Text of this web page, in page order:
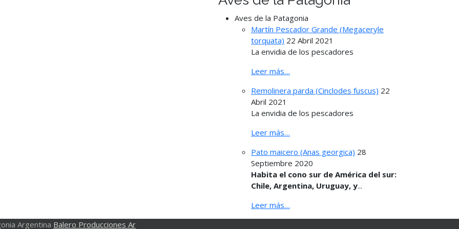
Aves de la Patagonia
Martín Pescador Grande (Megaceryle
torquata) 22 Abril 2021
La envidia de los pescadores
Leer más…
Remolinera parda (Cinclodes fuscus) 22
Abril 2021
La envidia de los pescadores
Leer más…
Pato maicero (Anas georgica) 28
Septiembre 2020
Habita el cono sur de América del sur:
Chile, Argentina, Uruguay, y...
Leer más…
Argentina Balero Producciones Ar